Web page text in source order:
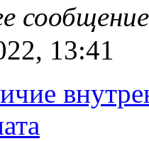
13:41